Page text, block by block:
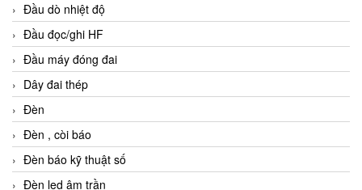
Đầu dò nhiệt độ
Đầu đọc/ghi HF
Đầu máy đóng đai
Dây đai thép
Đèn
Đèn , còi báo
Đèn báo kỹ thuật số
Đèn led âm trần